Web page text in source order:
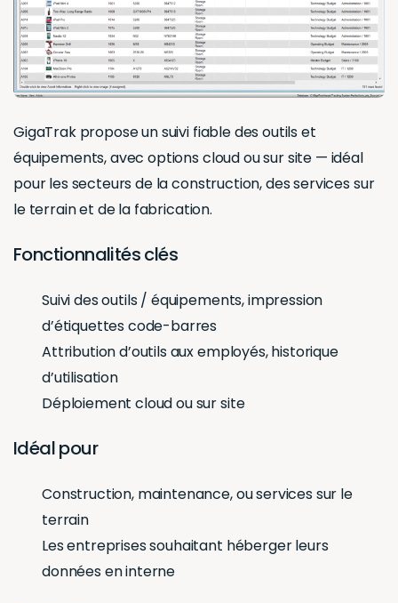
GigaTrak propose un suivi fiable des outils et
équipements, avec options cloud ou sur site — idéal
pour les secteurs de la construction, des services sur
le terrain et de la fabrication.
Fonctionnalités clés
Suivi des outils / équipements, impression
d’étiquettes code-barres
Attribution d’outils aux employés, historique
d’utilisation
Déploiement cloud ou sur site
Idéal pour
Construction, maintenance, ou services sur le
terrain
Les entreprises souhaitant héberger leurs
données en interne